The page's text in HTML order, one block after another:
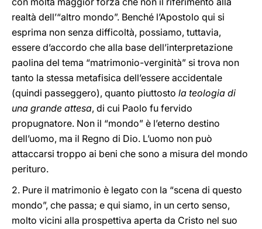
realtà dell’“altro mondo”. Benché l’Apostolo qui si
esprima non senza difficoltà, possiamo, tuttavia,
essere d’accordo che alla base dell’interpretazione
paolina del tema “matrimonio-verginità” si trova non
tanto la stessa metafisica dell’essere accidentale
(quindi passeggero), quanto piuttosto la teologia di
una grande attesa, di cui Paolo fu fervido
propugnatore. Non il “mondo” è l’eterno destino
dell’uomo, ma il Regno di Dio. L’uomo non può
attaccarsi troppo ai beni che sono a misura del mondo
perituro.
2. Pure il matrimonio è legato con la “scena di questo
mondo”, che passa; e qui siamo, in un certo senso,
molto vicini alla prospettiva aperta da Cristo nel suo